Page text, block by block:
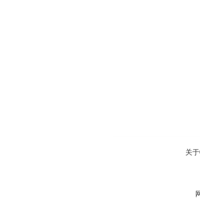
关